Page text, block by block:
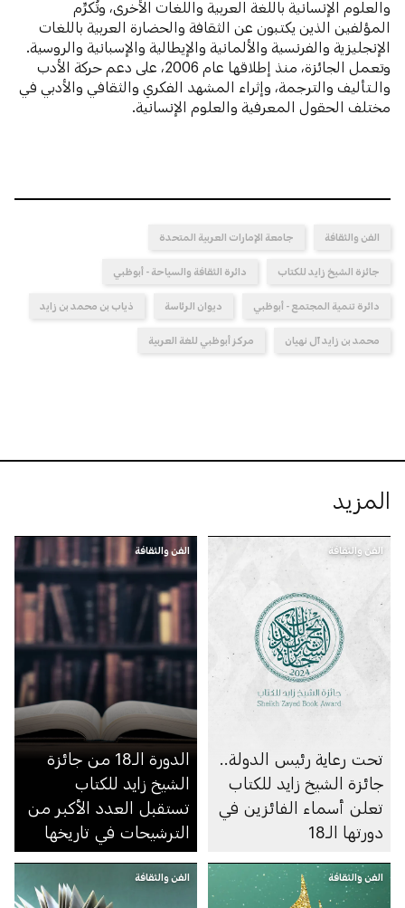
والعلوم الإنسانية باللغة العربية واللغات الأخرى، وتُكرِّم
المؤلفين الذين يكتبون عن الثقافة والحضارة العربية باللغات
الإنجليزية والفرنسية والألمانية والإيطالية والإسبانية والروسية.
وتعمل الجائزة، منذ إطلاقها عام 2006، على دعم حركة الأدب
والـتأليف والترجمة، وإثراء المشهد الفكري والثقافي والأدبي في
مختلف الحقول المعرفية والعلوم الإنسانية.
الفن والثقافة جامعة الإمارات العربية المتحدة
جائزة الشيخ زايد للكتاب دائرة الثقافة والسياحة - أبوظبي
دائرة تنمية المجتمع - أبوظبي ديوان الرئاسة ذياب بن محمد بن زايد
محمد بن زايد آل نهيان مركز أبوظبي للغة العربية
المزيد
الفن والثقافة
تحت رعاية رئيس الدولة..
جائزة الشيخ زايد للكتاب
تعلن أسماء الفائزين في
دورتها الـ18
الفن والثقافة
الدورة الـ18 من جائزة
الشيخ زايد للكتاب
تستقبل العدد الأكبر من
الترشيحات في تاريخها
الفن والثقافة الفن والثقافة